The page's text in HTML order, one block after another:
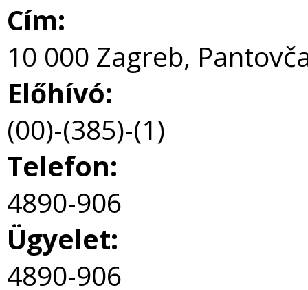
Cím:
10 000 Zagreb,
Előhívó:
(00)-(385)-(1)
Telefon:
4890-906
Ügyelet:
4890-906